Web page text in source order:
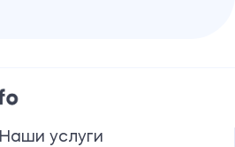
Наши услуги